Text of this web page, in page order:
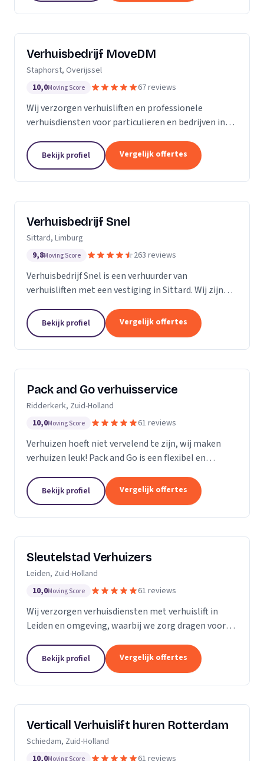
Verhuisbedrijf MoveDM
Staphorst, Overijssel
10,0Moving Score 67 reviews
Wij verzorgen verhuisliften en professionele
verhuisdiensten voor particulieren en bedrijven in
Bekijk profiel Vergelijk offertes
Verhuisbedrijf Snel
Sittard, Limburg
9,8Moving Score 263 reviews
Verhuisbedrijf Snel is een verhuurder van
verhuisliften met een vestiging in Sittard. Wij zijn
Bekijk profiel Vergelijk offertes
Pack and Go verhuisservice
Ridderkerk, Zuid-Holland
10,0Moving Score 61 reviews
Verhuizen hoeft niet vervelend te zijn, wij maken
verhuizen leuk! Pack and Go is een flexibel en
al uw verhuizingen. Met ons team van...
Bekijk profiel Vergelijk offertes
Sleutelstad Verhuizers
Leiden, Zuid-Holland
10,0Moving Score 61 reviews
Wij verzorgen verhuisdiensten met verhuislift in
Leiden en omgeving, waarbij we zorg dragen voor
Bekijk profiel Vergelijk offertes
Verticall Verhuislift huren Rotterdam
Schiedam, Zuid-Holland
10,0Moving Score 61 reviews